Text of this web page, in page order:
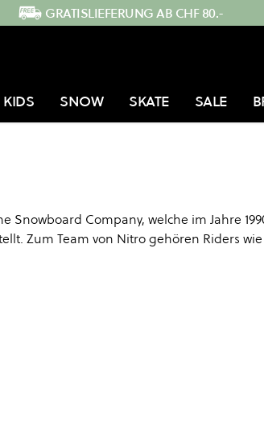
GRATISLIEFERUNG AB CHF 80.-
KIDS SNOW SKATE SALE
Snowboard Company, welche im Jahre
Zum Team von Nitro gehören Riders